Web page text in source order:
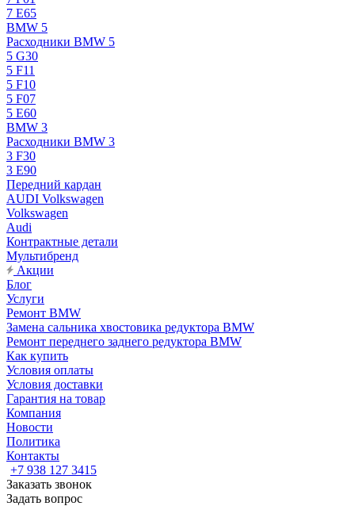
7 E65
BMW 5
Расходники BMW 5
5 G30
5 F11
5 F10
5 F07
5 E60
BMW 3
Расходники BMW 3
3 F30
3 E90
Передний кардан
AUDI Volkswagen
Volkswagen
Audi
Контрактные детали
Мультибренд
Акции
Блог
Услуги
Ремонт BMW
Замена сальника хвостовика редуктора BMW
Ремонт переднего заднего редуктора BMW
Как купить
Условия оплаты
Условия доставки
Гарантия на товар
Компания
Новости
Политика
Контакты
+7 938 127 3415
Заказать звонок
Задать вопрос